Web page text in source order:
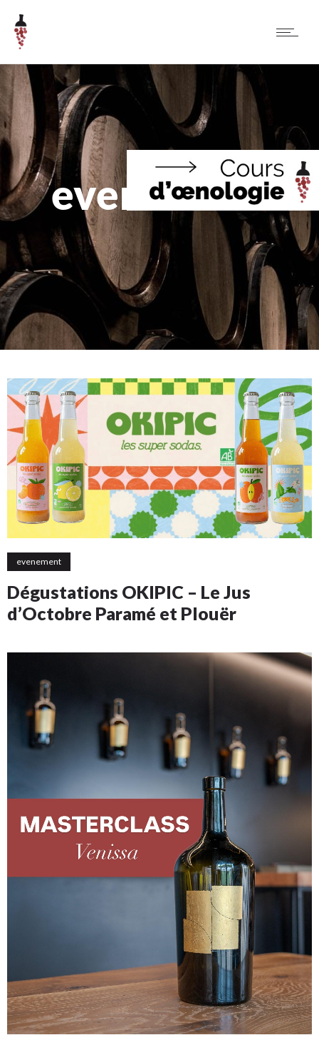
evenement
evenement
Dégustations OKIPIC – Le Jus
d’Octobre Paramé et Plouër